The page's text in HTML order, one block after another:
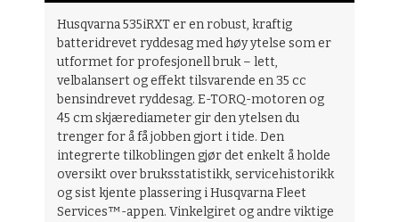
Husqvarna 535iRXT er en robust, kraftig
batteridrevet ryddesag med høy ytelse som er
utformet for profesjonell bruk – lett,
velbalansert og effekt tilsvarende en 35 cc
bensindrevet ryddesag. E-TORQ-motoren og
45 cm skjærediameter gir den ytelsen du
trenger for å få jobben gjort i tide. Den
integrerte tilkoblingen gjør det enkelt å holde
oversikt over bruksstatistikk, servicehistorikk
og sist kjente plassering i Husqvarna Fleet
Services™-appen. Vinkelgiret og andre viktige